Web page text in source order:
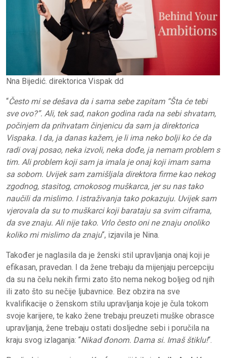
Nna Bijedić. direktorica Vispak dd
“Često mi se dešava da i sama sebe zapitam “Šta će tebi
sve ovo?”. Ali, tek sad, nakon godina rada na sebi shvatam,
počinjem da prihvatam činjenicu da sam ja direktorica
Vispaka. I da, ja danas kažem, je li ima neko bolji ko će da
radi ovaj posao, neka izvoli, neka dođe, ja nemam problem s
tim. Ali problem koji sam ja imala je onaj koji imam sama
sa sobom. Uvijek sam zamišljala direktora firme kao nekog
zgodnog, stasitog, crnokosog muškarca, jer su nas tako
naučili da mislimo. I istraživanja tako pokazuju. Uvijek sam
vjerovala da su to muškarci koji barataju sa svim ciframa,
da sve znaju. Ali nije tako. Vrlo često oni ne znaju onoliko
koliko mi mislimo da znaju“, izjavila je Nina.
Također je naglasila da je ženski stil upravljanja onaj koji je
efikasan, pravedan. I da žene trebaju da mijenjaju percepciju
da su na čelu nekih firmi zato što nema nekog boljeg od njih
ili zato što su nečije ljubavnice. Bez obzira na sve
kvalifikacije o ženskom stilu upravljanja koje je čula tokom
svoje karijere, te kako žene trebaju preuzeti muške obrasce
upravljanja, žene trebaju ostati dosljedne sebi i poručila na
kraju svog izlaganja: “Nikad đonom. Dama si. Imaš štiklu!“.